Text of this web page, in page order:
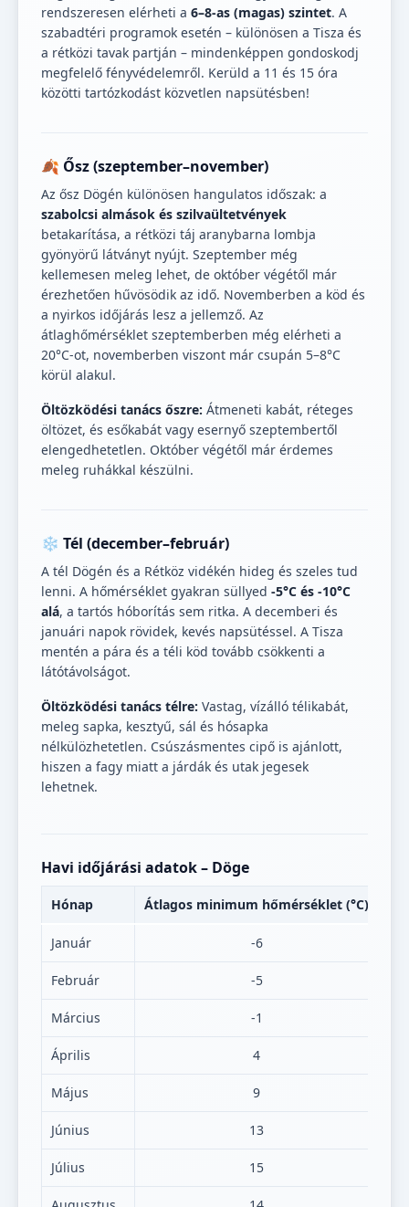
rendszeresen elérheti a 6–8-as (magas) szintet. A
szabadtéri programok esetén – különösen a Tisza és
a rétközi tavak partján – mindenképpen gondoskodj
megfelelő fényvédelemről. Kerüld a 11 és 15 óra
közötti tartózkodást közvetlen napsütésben!
🍂 Ősz (szeptember–november)
Az ősz Dögén különösen hangulatos időszak: a
szabolcsi almások és szilvaültetvények
betakarítása, a rétközi táj aranybarna lombja
gyönyörű látványt nyújt. Szeptember még
kellemesen meleg lehet, de október végétől már
érezhetően hűvösödik az idő. Novemberben a köd és
a nyirkos időjárás lesz a jellemző. Az
átlaghőmérséklet szeptemberben még elérheti a
20°C-ot, novemberben viszont már csupán 5–8°C
körül alakul.
Öltözködési tanács őszre: Átmeneti kabát, réteges
öltözet, és esőkabát vagy esernyő szeptembertől
elengedhetetlen. Október végétől már érdemes
meleg ruhákkal készülni.
❄️ Tél (december–február)
A tél Dögén és a Rétköz vidékén hideg és szeles tud
lenni. A hőmérséklet gyakran süllyed -5°C és -10°C
alá, a tartós hóborítás sem ritka. A decemberi és
januári napok rövidek, kevés napsütéssel. A Tisza
mentén a pára és a téli köd tovább csökkenti a
látótávolságot.
Öltözködési tanács télre: Vastag, vízálló télikabát,
meleg sapka, kesztyű, sál és hósapka
nélkülözhetetlen. Csúszásmentes cipő is ajánlott,
hiszen a fagy miatt a járdák és utak jegesek
lehetnek.
Havi időjárási adatok – Döge
Hónap Átlagos minimum hőmérséklet (°C)
Január -6
Február -5
Március -1
Április 4
Május 9
Június 13
Július 15